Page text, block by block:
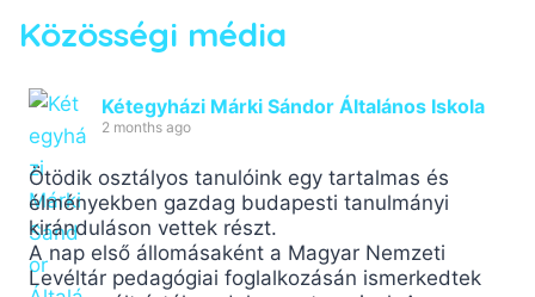
Közösségi média
Kétegyházi Márki Sándor Általános Iskola
2 months ago
Ötödik osztályos tanulóink egy tartalmas és
élményekben gazdag budapesti tanulmányi
kiránduláson vettek részt.
A nap első állomásaként a Magyar Nemzeti
Levéltár pedagógiai foglalkozásán ismerkedtek